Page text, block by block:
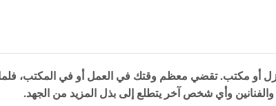
أو مكتب.تقضي معظم وقتك في العمل أو في المكتب،
والفنانين وأي شخص آخر يتطلع إلى بذل المزيد من الجهد.